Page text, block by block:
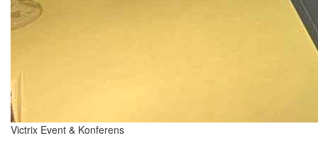
Victrix Event & Konferens